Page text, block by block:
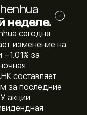
неделе.
i
сегодня
изменение на
‎-1.01‎% за
составляет
за последние
акции